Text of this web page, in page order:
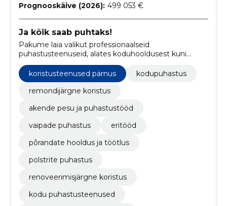
Prognooskäive (2026): 499 053 €
Ja kõik saab puhtaks!
Pakume laia valikut professionaalseid
puhastusteenuseid, alates koduhooldusest kuni
spetsialiseeritud põrandatöötlusteni, tagades kliendile
puhtuse ja mugavuse igas olukorras.
koristusteenused pärnus
kodupuhastus
remondijärgne koristus
akende pesu ja puhastustööd
vaipade puhastus
eritööd
põrandate hooldus ja töötlus
polstrite puhastus
renoveerimisjärgne koristus
kodu puhastusteenused